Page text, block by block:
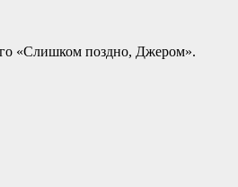
«Слишком поздно, Джером».